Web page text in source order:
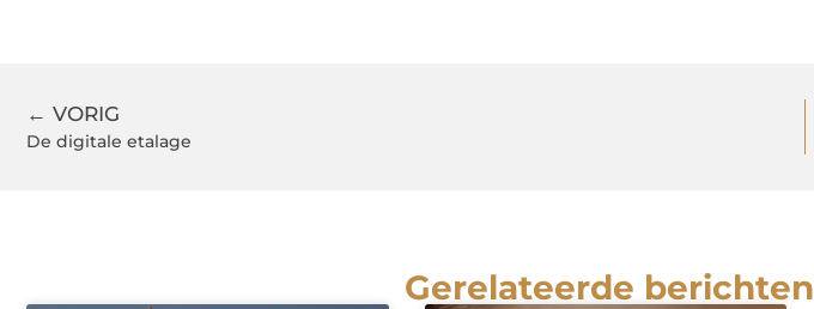
← VORIG
De digitale etalage
Gerelateerde berichten